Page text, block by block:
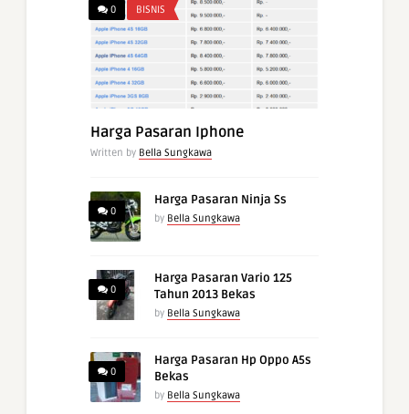
0 BISNIS
Harga Pasaran Iphone
Written by Bella Sungkawa
0
Harga Pasaran Ninja Ss
by Bella Sungkawa
0
Harga Pasaran Vario 125
Tahun 2013 Bekas
by Bella Sungkawa
0
Harga Pasaran Hp Oppo A5s
Bekas
by Bella Sungkawa